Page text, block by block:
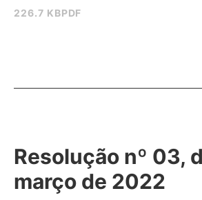
226.7 KBPDF
Resolução nº 03,
março de 2022